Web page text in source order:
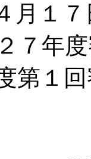
月１７
７年
第１